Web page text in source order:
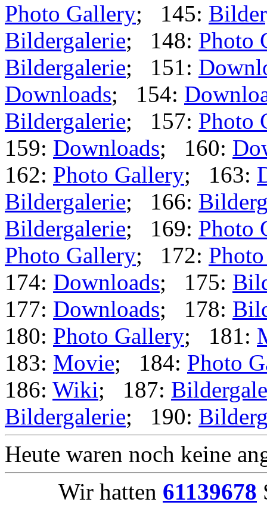
Photo Gallery; 145:
Bildergalerie; 148: Photo
Bildergalerie; 151:
Downloads; 154:
Bildergalerie; 157: Photo
159: Downloads; 160:
162: Photo Gallery; 163:
Bildergalerie; 166:
Bildergalerie; 169: Photo
Photo Gallery; 172:
174: Downloads; 175:
177: Downloads; 178:
180: Photo Gallery; 181:
183: Movie; 184: Photo
186: Wiki; 187:
Bildergalerie; 190:
Heute waren noch keine
Wir hatten 61139678